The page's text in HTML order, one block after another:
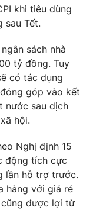
khi tiêu dùng
sau Tết.
sách nhà
tỷ đồng. Tuy
có tác dụng
góp vào kết
nước sau dịch
hội.
Nghị định 15
động tích cực
lần hỗ trợ trước.
hàng với giá rẻ
cũng được lợi từ